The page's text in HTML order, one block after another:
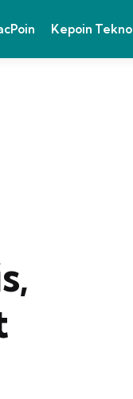
Kepoin Tekno